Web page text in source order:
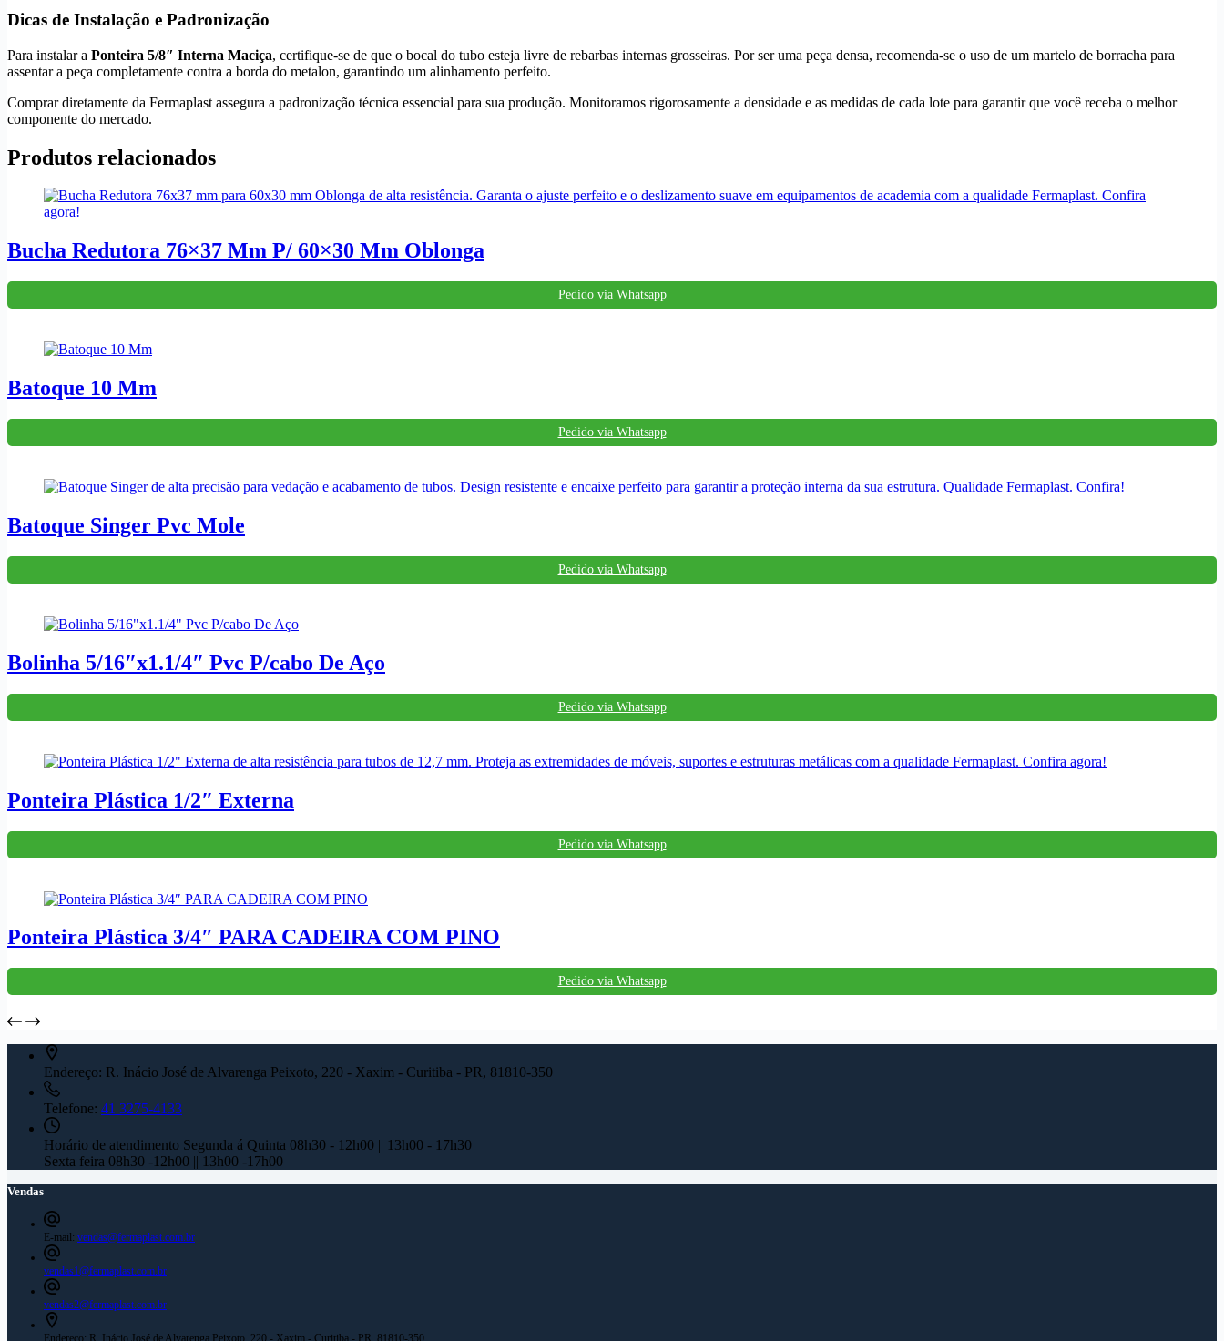
Dicas de Instalação e Padronização
Para instalar a Ponteira 5/8″ Interna Maciça, certifique-se de que o bocal do tubo esteja livre de rebarbas internas grosseiras. Por ser uma peça densa, recomenda-se o uso de um martelo de borracha para
assentar a peça completamente contra a borda do metalon, garantindo um alinhamento perfeito.
Comprar diretamente da Fermaplast assegura a padronização técnica essencial para sua produção. Monitoramos rigorosamente a densidade e as medidas de cada lote para garantir que você receba o melhor
componente do mercado.
Produtos relacionados
Bucha Redutora 76×37 Mm P/ 60×30 Mm Oblonga
Pedido via Whatsapp
Batoque 10 Mm
Pedido via Whatsapp
Batoque Singer Pvc Mole
Pedido via Whatsapp
Bolinha 5/16″x1.1/4″ Pvc P/cabo De Aço
Pedido via Whatsapp
Ponteira Plástica 1/2″ Externa
Pedido via Whatsapp
Ponteira Plástica 3/4″ PARA CADEIRA COM PINO
Pedido via Whatsapp
Endereço: R. Inácio José de Alvarenga Peixoto, 220 - Xaxim - Curitiba - PR, 81810-350
Telefone: 41 3275-4133
Horário de atendimento Segunda á Quinta 08h30 - 12h00 || 13h00 - 17h30
Sexta feira 08h30 -12h00 || 13h00 -17h00
Vendas
E-mail: vendas@fermaplast.com.br
vendas1@fermaplast.com.br
vendas2@fermaplast.com.br